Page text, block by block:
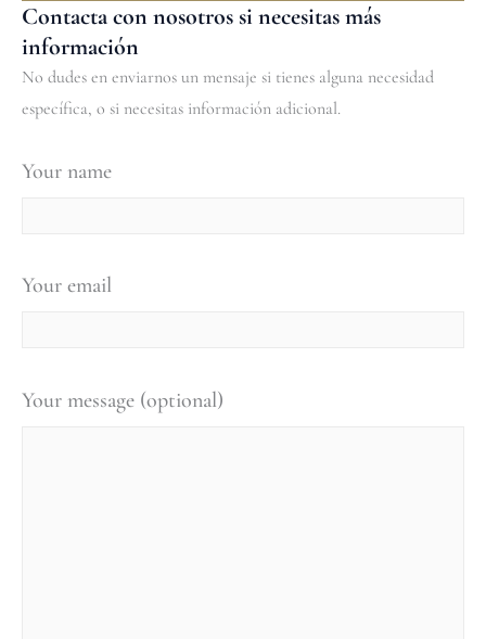
Contacta con nosotros si necesitas más
información
No dudes en enviarnos un mensaje si tienes alguna necesidad
específica, o si necesitas información adicional.
Your name
Your email
Your message (optional)